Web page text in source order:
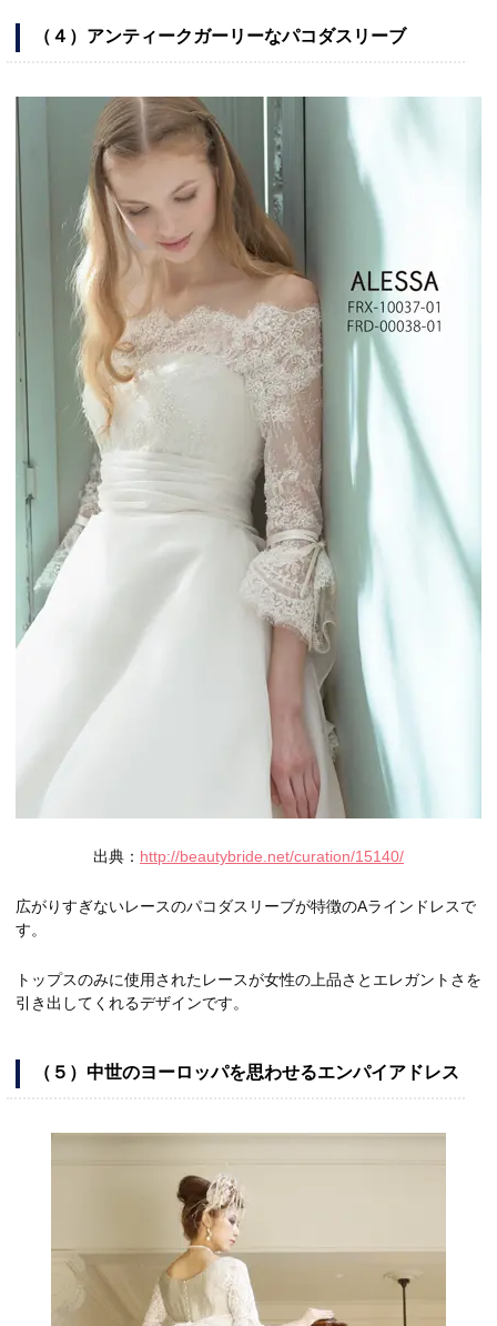
（４）アンティークガーリーなパコダスリーブ
出典： http://beautybride.net/curation/15140/
広がりすぎないレースのパコダスリーブが特徴のAラインドレスで
す。
トップスのみに使用されたレースが女性の上品さとエレガントさを
引き出してくれるデザインです。
（５）中世のヨーロッパを思わせるエンパイアドレス